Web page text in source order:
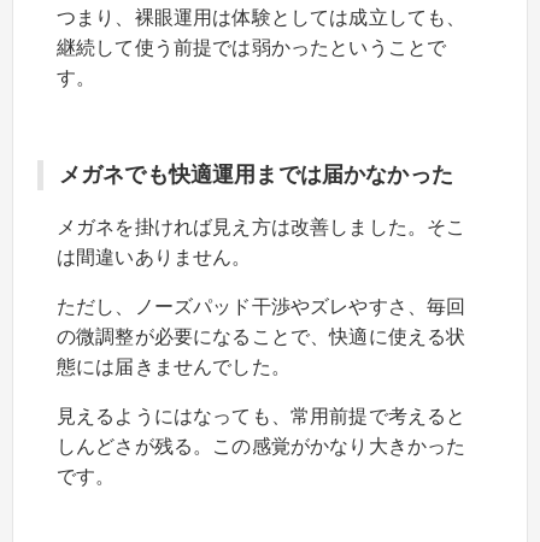
つまり、裸眼運用は体験としては成立しても、
継続して使う前提では弱かったということで
す。
メガネでも快適運用までは届かなかった
メガネを掛ければ見え方は改善しました。そこ
は間違いありません。
ただし、ノーズパッド干渉やズレやすさ、毎回
の微調整が必要になることで、快適に使える状
態には届きませんでした。
見えるようにはなっても、常用前提で考えると
しんどさが残る。この感覚がかなり大きかった
です。